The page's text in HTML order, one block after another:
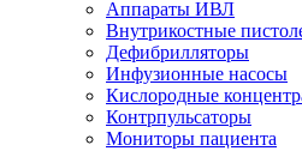
Аппараты ИВЛ
Внутрикостные
Дефибрилляторы
Инфузионные насосы
Кислородные
Контрпульсаторы
Мониторы пациента